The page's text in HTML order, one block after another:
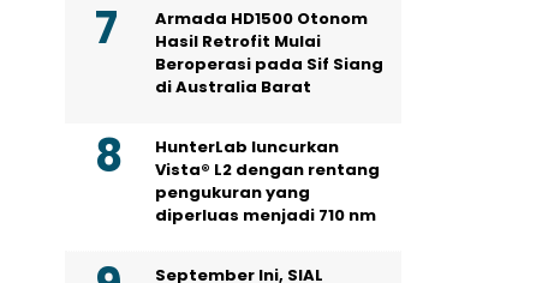
Armada HD1500 Otonom
Hasil Retrofit Mulai
Beroperasi pada Sif Siang
di Australia Barat
HunterLab luncurkan
Vista® L2 dengan rentang
pengukuran yang
diperluas menjadi 710 nm
September Ini, SIAL